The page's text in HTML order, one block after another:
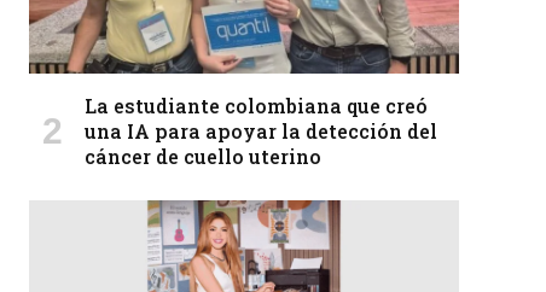
La estudiante colombiana que creó
una IA para apoyar la detección del
cáncer de cuello uterino